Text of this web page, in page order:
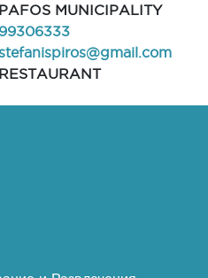
PAFOS MUNICIPALITY
99306333
RESTAURANT